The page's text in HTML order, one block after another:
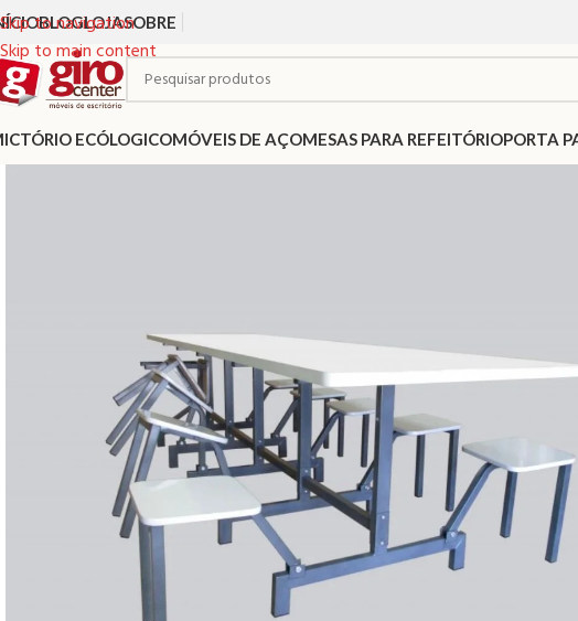
Skip to navigation
Skip to main content
BLOGLOJASOBRE
ECÓLOGICOMÓVEIS DE AÇOMESAS PARA REFEITÓRIOPORTA